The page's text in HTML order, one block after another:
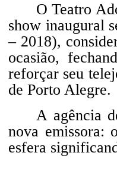
O Teatro
show inaugural
– 2018),
ocasião,
reforçar seu
de Porto Alegre.
A agência
nova emissora:
esfera